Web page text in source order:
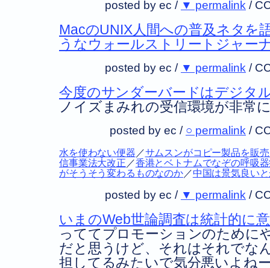
posted by ec / ▼ permalink /
MacのUNIX人間への普及ネタを
うなウォールストリートジャー
posted by ec / ▼ permalink /
今度のサンダーバードはデジタ
ノイズまみれの受信環境が非常
posted by ec / ○ permalink /
水を使わない便器 ／サムスンがコピー製品を販
信事業法大改正 ／香港とベトナムでなぞの呼吸
がそうそう変わるものなのか／中国は景気良い
posted by ec / ▼ permalink /
いまのWeb世論調査は統計的に
っててプロモーションのために
だと思うけど、それはそれでな
担してるみたいで気分悪いよね